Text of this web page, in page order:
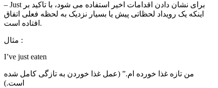
– Just برای نشان دادن اقدامات اخیر استفاده می شود، با تاکید بر
اینکه یک رویداد لحظاتی پیش یا بسیار نزدیک به لحظه فعلی اتفاق
افتاده است.
مثال :
I’ve just eaten
من تازه غذا خورده ام.” (عمل غذا خوردن به تازگی کامل شده
است.)